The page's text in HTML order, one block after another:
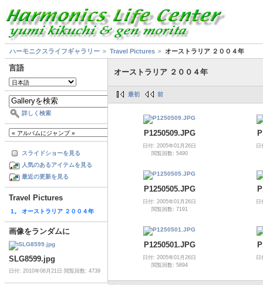
ハーモニクスライフギャラリー Travel Pictures オーストラリア ２００４年
言語
詳しく検索
スライドショーを見る
人気のあるアイテムを見る
最近の更新を見る
Travel Pictures
1。 オーストラリア ２００４年
画像をランダムに
SLG8599.jpg
日付: 2010年06月21日 閲覧回数: 4739
オーストラリア ２００４年
最初 前
P1250509.JPG
日付: 2005年01月26日
閲覧回数: 5490
P1250505.JPG
日付: 2005年01月26日
閲覧回数: 7191
P1250501.JPG
日付: 2005年01月26日
閲覧回数: 5894